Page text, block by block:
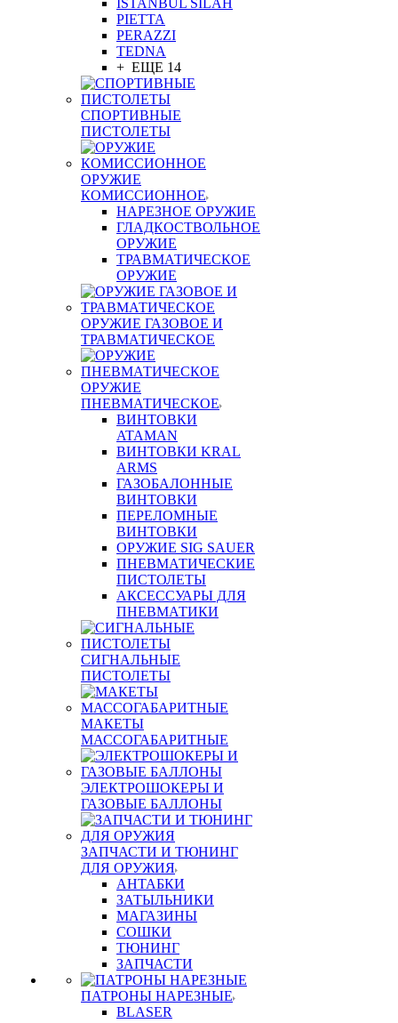
ISTANBUL SILAH
PIETTA
PERAZZI
TEDNA
+ ЕЩЕ 14
СПОРТИВНЫЕ
ПИСТОЛЕТЫ
ОРУЖИЕ
КОМИССИОННОЕ
НАРЕЗНОЕ ОРУЖИЕ
ГЛАДКОСТВОЛЬНОЕ
ОРУЖИЕ
ТРАВМАТИЧЕСКОЕ
ОРУЖИЕ
ОРУЖИЕ ГАЗОВОЕ И
ТРАВМАТИЧЕСКОЕ
ОРУЖИЕ
ПНЕВМАТИЧЕСКОЕ
ВИНТОВКИ
ATAMAN
ВИНТОВКИ KRAL
ARMS
ГАЗОБАЛОННЫЕ
ВИНТОВКИ
ПЕРЕЛОМНЫЕ
ВИНТОВКИ
ОРУЖИЕ SIG SAUER
ПНЕВМАТИЧЕСКИЕ
ПИСТОЛЕТЫ
АКСЕССУАРЫ ДЛЯ
ПНЕВМАТИКИ
СИГНАЛЬНЫЕ
ПИСТОЛЕТЫ
МАКЕТЫ
МАССОГАБАРИТНЫЕ
ЭЛЕКТРОШОКЕРЫ И
ГАЗОВЫЕ БАЛЛОНЫ
ЗАПЧАСТИ И ТЮНИНГ
ДЛЯ ОРУЖИЯ
АНТАБКИ
ЗАТЫЛЬНИКИ
МАГАЗИНЫ
СОШКИ
ТЮНИНГ
ЗАПЧАСТИ
ПАТРОНЫ НАРЕЗНЫЕ
BLASER